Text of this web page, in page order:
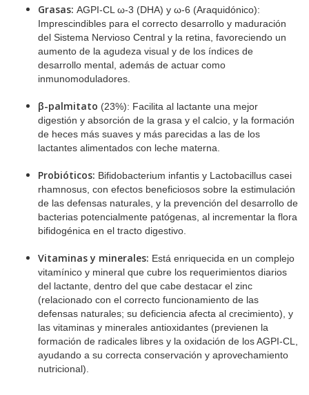
Grasas: AGPI-CL ω-3 (DHA) y ω-6 (Araquidónico):
Imprescindibles para el correcto desarrollo y maduración
del Sistema Nervioso Central y la retina, favoreciendo un
aumento de la agudeza visual y de los índices de
desarrollo mental, además de actuar como
inmunomoduladores.
β-palmitato (23%): Facilita al lactante una mejor
digestión y absorción de la grasa y el calcio, y la formación
de heces más suaves y más parecidas a las de los
lactantes alimentados con leche materna.
Probióticos: Bifidobacterium infantis y Lactobacillus casei
rhamnosus, con efectos beneficiosos sobre la estimulación
de las defensas naturales, y la prevención del desarrollo de
bacterias potencialmente patógenas, al incrementar la flora
bifidogénica en el tracto digestivo.
Vitaminas y minerales: Está enriquecida en un complejo
vitamínico y mineral que cubre los requerimientos diarios
del lactante, dentro del que cabe destacar el zinc
(relacionado con el correcto funcionamiento de las
defensas naturales; su deficiencia afecta al crecimiento), y
las vitaminas y minerales antioxidantes (previenen la
formación de radicales libres y la oxidación de los AGPI-CL,
ayudando a su correcta conservación y aprovechamiento
nutricional).